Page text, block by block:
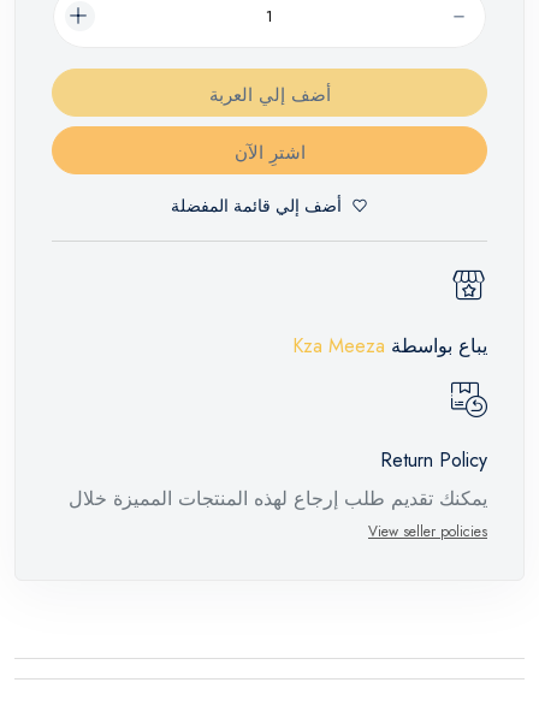
أضف إلي العربة
اشترِ الآن
أضف إلي قائمة المفضلة
يباع بواسطة Kza Meeza
Return Policy
يمكنك تقديم طلب إرجاع لهذه المنتجات المميزة خلال
عبوته الأصلية. لاحظ أنه لا يمكن إرجاع المنتجات
View seller policies